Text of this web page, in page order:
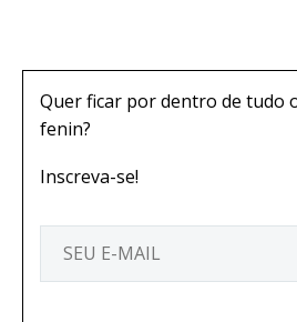
Quer ficar por dentro de tudo
fenin?
Inscreva-se!